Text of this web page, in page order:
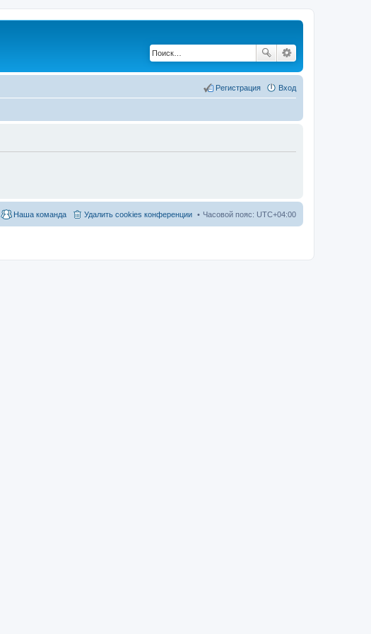
Вход
Регистрация
Часовой пояс: UTC+04:00
Удалить cookies конференции
Наша команда